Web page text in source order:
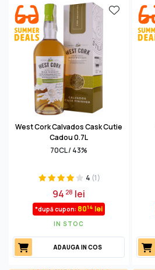
West Cork Calvados Cask Cutie
Cadou 0.7L
70CL / 43%
4 (1)
94 28 lei
*după cupon: 8014 lei
IN STOC
ADAUGA IN COS